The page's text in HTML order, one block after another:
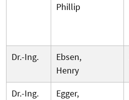
Phillip
Dr.-Ing.
Ebsen,
Henry
Dr.-Ing.
Egger,